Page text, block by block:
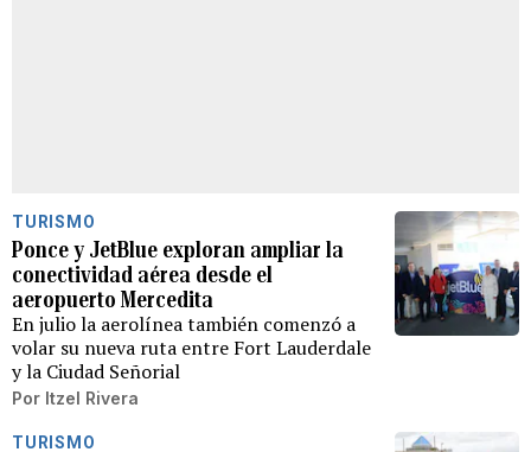
TURISMO
Ponce y JetBlue exploran ampliar la
conectividad aérea desde el
aeropuerto Mercedita
En julio la aerolínea también comenzó a
volar su nueva ruta entre Fort Lauderdale
y la Ciudad Señorial
Por Itzel Rivera
TURISMO